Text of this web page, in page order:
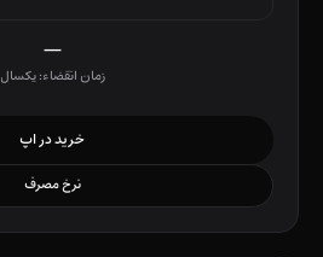
—
زمان انقضاء: یکسال
خرید در اپ
نرخ مصرف